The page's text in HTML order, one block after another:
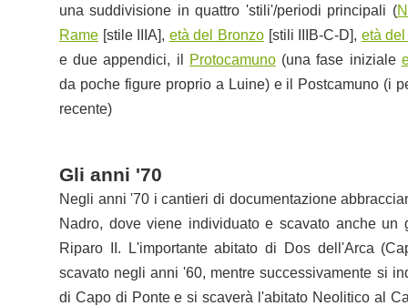
una suddivisione in quattro 'stili'/periodi principali (
Rame [stile IIIA], età del Bronzo[stili IIIB-C-D], età
e due appendici, il
Protocamuno(una fase iniziale
da poche figure proprio a Luine) e il Postcamuno (i
recente)
Gli anni '70
Negli anni '70 i cantieri di documentazione
Nadro, dove viene individuato e scavato anche un
Riparo II. L'importante abitato di Dos dell'Arca
scavato negli anni '60, mentre successivamente si
di Capo di Ponte e si scaverà l'abitato Neolitico al